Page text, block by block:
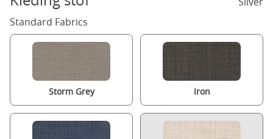
Standard Fabrics
Storm Grey Iron